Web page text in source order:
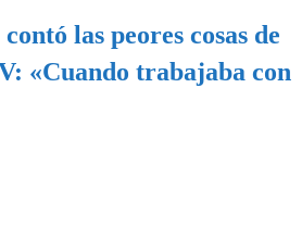
las peores cosas de
«Cuando trabajaba con